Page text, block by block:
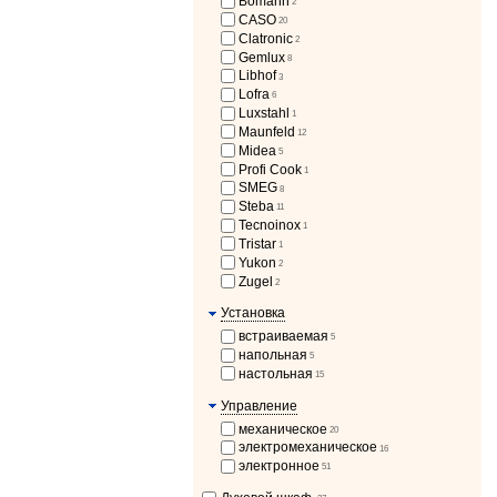
2
CASO 20
Clatronic 2
Gemlux 8
Libhof 3
Lofra 6
Luxstahl 1
Maunfeld 12
Midea 5
Profi Cook 1
SMEG 8
Steba 11
Tecnoinox 1
Tristar 1
Yukon 2
Zugel 2
Установка
встраиваемая 5
напольная 5
настольная 15
Управление
механическое 20
электромеханическое 16
электронное 51